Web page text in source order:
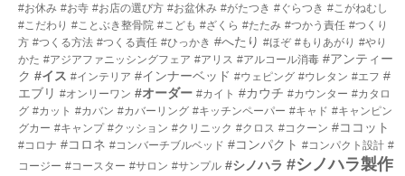
#お休み #お寺 #お店の選び方 #お盆休み #がたつき #ぐらつき #こがねむし
#こだわり #ことぶき整骨院 #こども #ざくら #たたみ #つかう責任 #つくり
方 #つくる方法 #つくる責任 #ひっかき #へたり #ほぞ #もりあがり #やり
かた #アジアファニッシングフェア #アリス #アルコール消毒 #アンティー
ク #イス #インテリア #インナーベッド #ウェピング #ウレタン #エフ #
エブリ #オンリーワン #オーダー #カイト #カウチ #カウンター #カタロ
グ #カット #カバン #カバーリング #キッチンペーパー #キャド #キャンピン
グカー #キャンプ #クッション #クリニック #クロス #コクーン #ココット
#コロナ #コロネ #コンバーチブルベッド #コンパクト #コンパクト設計 #
コージー #コースター #サロン #サンプル #シノハラ #シノハラ製作